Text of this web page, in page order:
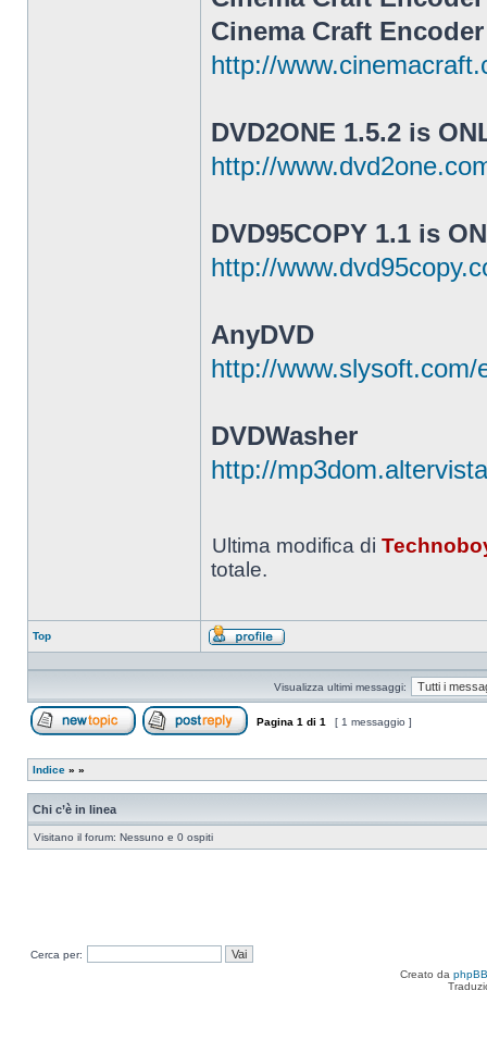
Cinema Craft
http://
DVD2ONE 1.5.2 is
http://
DVD95COPY 1.1 is
http://
AnyDVD
http://www.slysoft.com/
DVDWasher
http://
Ultima modifica di
totale.
Top
Profilo
Visualizza ultimi messaggi:
Pagina 1 di 1 [ 1 messaggio ]
Indice » »
Chi c’è in linea
Visitano il forum: Nessuno e 0 ospiti
Cerca per:
Creato da phpBB